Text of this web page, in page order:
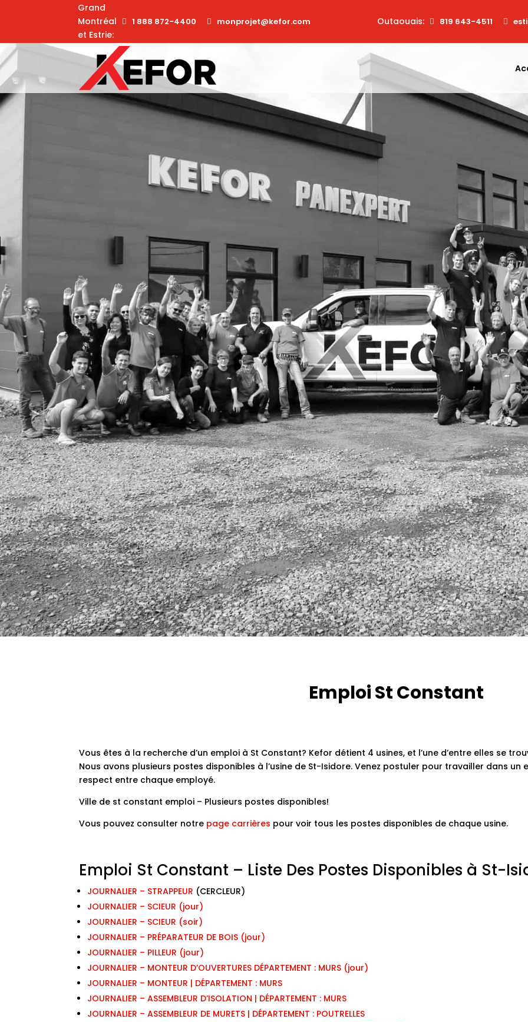
Grand
Montréal
et Estrie:
1 888 872-4400 monprojet@kefor.com Outaouais: 819 643-4511
Emploi St Constant
Vous êtes à la recherche d’un emploi à St Constant? Kefor détient 4 usines, et l’une d’entre elles se
Nous avons plusieurs postes disponibles à l’usine de St-Isidore. Venez postuler pour travailler dans
respect entre chaque employé.
Ville de st constant emploi – Plusieurs postes disponibles!
Vous pouvez consulter notre page carrières pour voir tous les postes disponibles de chaque usine.
Emploi St Constant – Liste Des Postes Disponibles à St-
JOURNALIER – STRAPPEUR (CERCLEUR)
JOURNALIER – SCIEUR (jour)
JOURNALIER – SCIEUR (soir)
JOURNALIER – PRÉPARATEUR DE BOIS (jour)
JOURNALIER – PILLEUR (jour)
JOURNALIER – MONTEUR D’OUVERTURES DÉPARTEMENT : MURS (jour)
JOURNALIER – MONTEUR | DÉPARTEMENT : MURS
JOURNALIER – ASSEMBLEUR D’ISOLATION | DÉPARTEMENT : MURS
JOURNALIER – ASSEMBLEUR DE MURETS | DÉPARTEMENT : POUTRELLES